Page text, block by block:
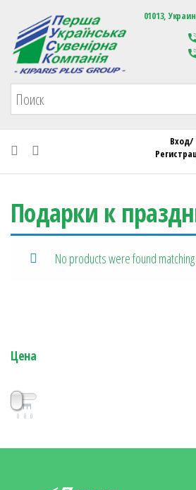
Первая Украинская Сувенирная
01013,
Вход/
Подарки к
No products were found
Цена
0 0 0